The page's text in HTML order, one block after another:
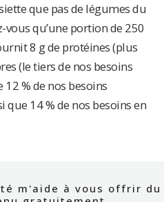
que pas de légumes du
vous qu’une portion de 250
8 g de protéines (plus
(le tiers de nos besoins
% de nos besoins
14 % de nos besoins en